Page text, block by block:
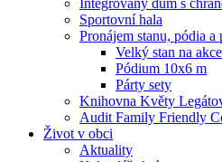
Integrovaný dům s
Sportovní hala
Pronájem stanu, pódia a
Velký stan na
Pódium 10x6 m
Párty sety
Knihovna Květy
Audit Family Friendly
Život v obci
Aktuality